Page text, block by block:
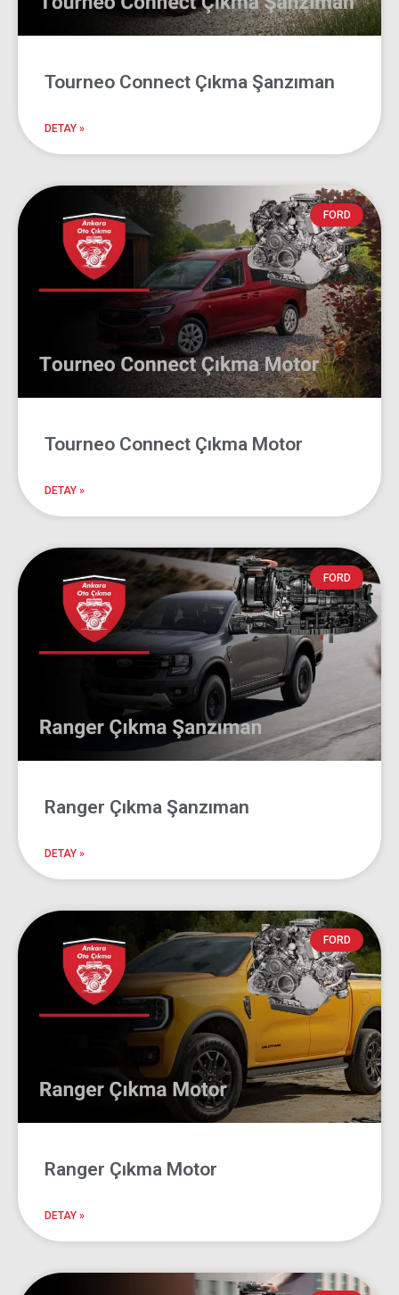
Tourneo Connect Çıkma Şanzıman
DETAY »
FORD
Tourneo Connect Çıkma Motor
DETAY »
FORD
Ranger Çıkma Şanzıman
DETAY »
FORD
Ranger Çıkma Motor
DETAY »